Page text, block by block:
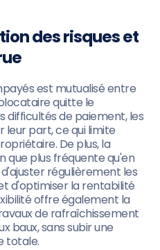
des risques et
est mutualisé entre
quitte le
difficultés de paiement, les
part, ce qui limite
De plus, la
que plus fréquente qu'en
régulièrement les
d'optimiser la rentabilité
offre également la
de rafraîchissement
baux, sans subir une
totale.